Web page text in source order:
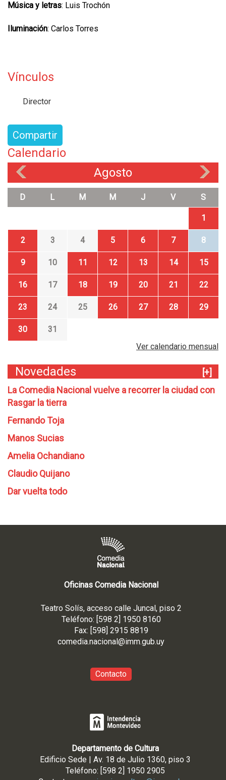
Música y letras: Luis Trochón
Iluminación: Carlos Torres
Vínculos
Director
Compartir
Calendario
Agosto
D L M M J V S
1
2 3 4 5 6 7 8
9 10 11 12 13 14 15
16 17 18 19 20 21 22
23 24 25 26 27 28 29
30
31
Ver calendario mensual
Novedades
[+]
La Comedia Nacional vuelve a recorrer la ciudad con
Rasgar la tierra
Fernando Toja
Manos Sucias
Amelia Ochandiano
Claudio Quijano
Dar vuelta todo
Oficinas Comedia Nacional
Teatro Solís, acceso calle Juncal, piso 2
Teléfono: [598 2] 1950 8160
Fax: [598] 2915 8819
comedia.nacional@imm.gub.uy
Contacto
Departamento de Cultura
Edificio Sede | Av. 18 de Julio 1360, piso 3
Teléfono: [598 2] 1950 2905